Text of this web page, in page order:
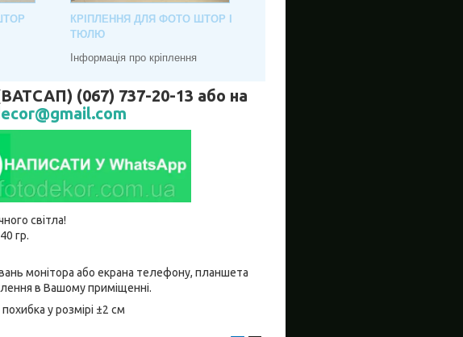
КРІПЛЕННЯ ДЛЯ ФОТО ШТОР І
ТЮЛЮ
Інформація про кріплення
(067) 737-20-13 або на
світла!
гр.
монітора або екрана телефону, планшета
в Вашому приміщенні.
у розмірі ±2 см